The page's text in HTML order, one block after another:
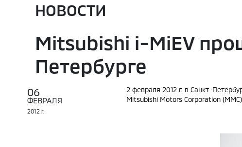
НОВОСТИ
Mitsubishi i-MiEV
Петербурге
06
ФЕВРАЛЯ
2012 Г.
2 февраля 2012 г. в Санкт-
Mitsubishi Motors Corporation